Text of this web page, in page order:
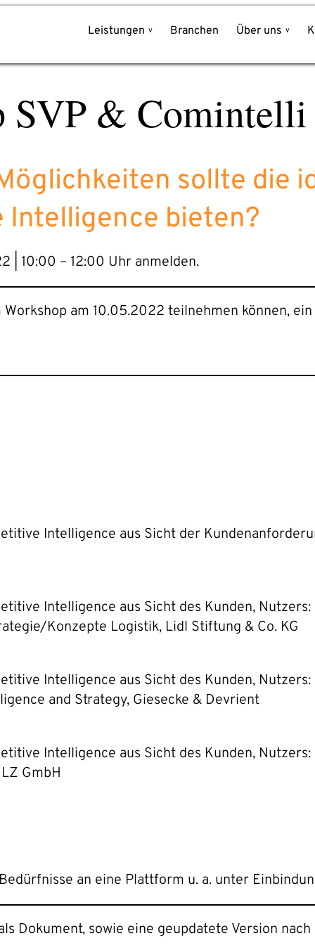
Leistungen Branchen Über uns
SVP &
sollte die
bieten?
| 10:00 – 12:00 Uhr anmelden.
am 10.05.2022 teilnehmen können,
Intelligence aus Sicht der
Intelligence aus Sicht des Kunden, Nutzers:
Konzepte Logistik, Lidl Stiftung & Co. KG
Intelligence aus Sicht des Kunden, Nutzers:
and Strategy, Giesecke & Devrient
Intelligence aus Sicht des Kunden, Nutzers:
GmbH
an eine Plattform u. a. unter
Dokument, sowie eine geupdatete Version
Schreiben Sie uns!
Name*
E-Mail-Adresse*
Telefon*